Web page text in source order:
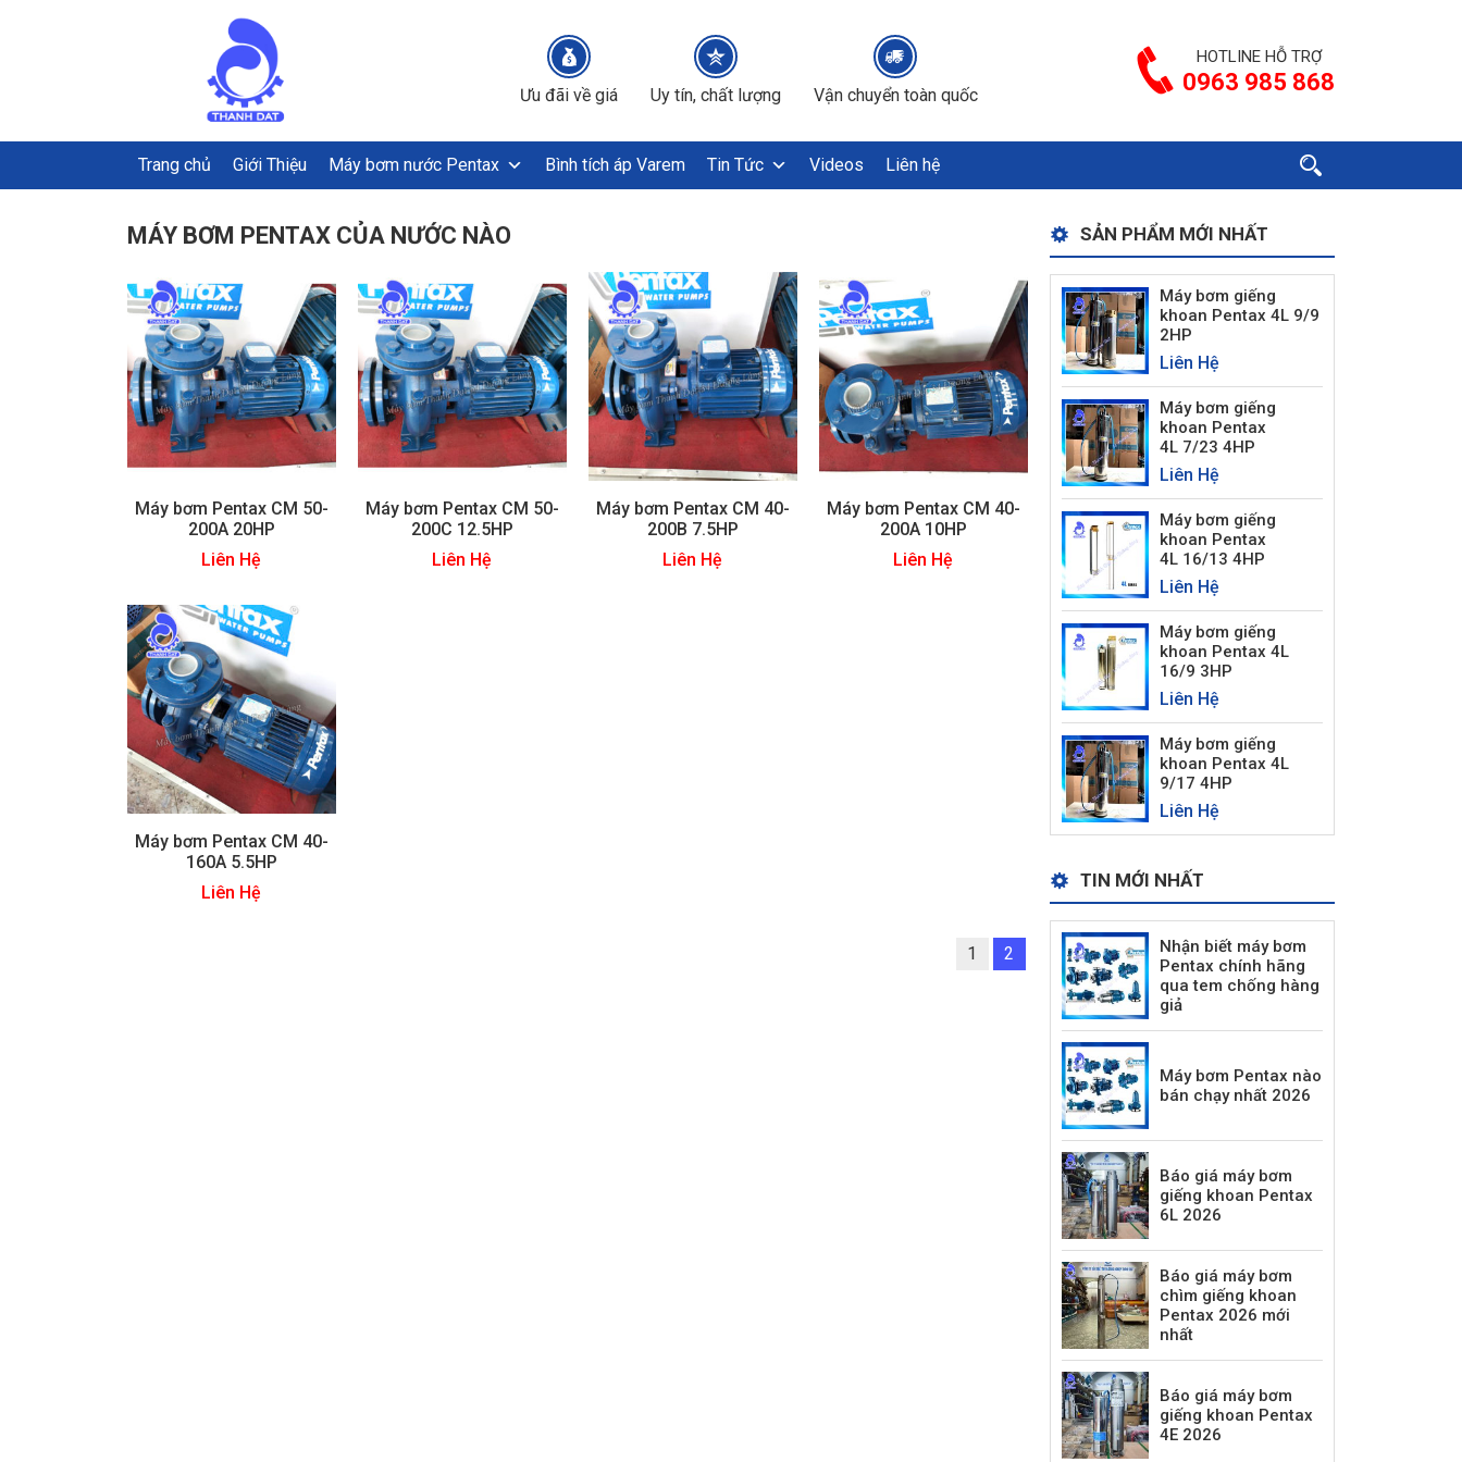
Ưu đãi về giá Uy tín, chất lượng Vận chuyển toàn quốc
HOTLINE HỖ TRỢ
0963 985 868
Trang chủ Giới Thiệu Máy bơm nước Pentax Bình tích áp Varem Tin Tức Videos Liên hệ
MÁY BƠM PENTAX CỦA NƯỚC NÀO
Máy bơm Pentax CM 50-
200A 20HP
Liên Hệ
Máy bơm Pentax CM 50-
200C 12.5HP
Liên Hệ
Máy bơm Pentax CM 40-
200B 7.5HP
Liên Hệ
Máy bơm Pentax CM 40-
200A 10HP
Liên Hệ
Máy bơm Pentax CM 40-
160A 5.5HP
Liên Hệ
1 2
SẢN PHẨM MỚI NHẤT
Máy bơm giếng
khoan Pentax 4L 9/9
2HP
Liên Hệ
Máy bơm giếng
khoan Pentax
4L 7/23 4HP
Liên Hệ
Máy bơm giếng
khoan Pentax
4L 16/13 4HP
Liên Hệ
Máy bơm giếng
khoan Pentax 4L
16/9 3HP
Liên Hệ
Máy bơm giếng
khoan Pentax 4L
9/17 4HP
Liên Hệ
TIN MỚI NHẤT
Nhận biết máy bơm
Pentax chính hãng
qua tem chống hàng
giả
Máy bơm Pentax nào
bán chạy nhất 2026
Báo giá máy bơm
giếng khoan Pentax
6L 2026
Báo giá máy bơm
chìm giếng khoan
Pentax 2026 mới
nhất
Báo giá máy bơm
giếng khoan Pentax
4E 2026